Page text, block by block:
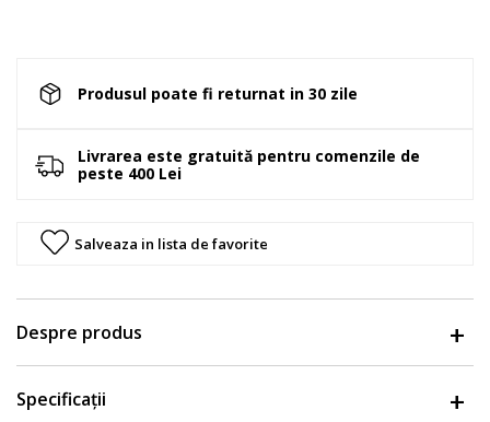
Produsul poate fi returnat in 30 zile
Livrarea este gratuită pentru comenzile de
peste 400 Lei
Salveaza in lista de favorite
Despre produs
Specificații